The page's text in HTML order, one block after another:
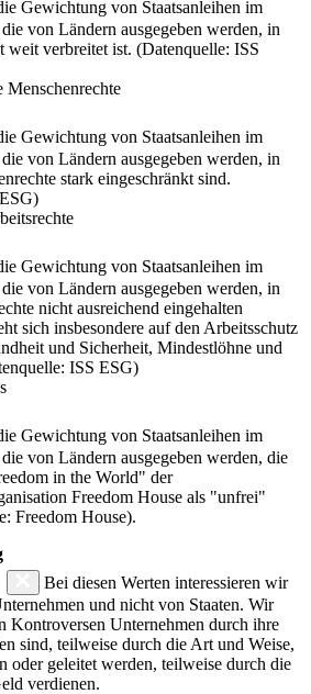
Gewichtung von Staatsanleihen im
von Ländern ausgegeben werden, in
weit verbreitet ist. (Datenquelle: ISS
Menschenrechte
Gewichtung von Staatsanleihen im
von Ländern ausgegeben werden, in
stark eingeschränkt sind.
Gewichtung von Staatsanleihen im
von Ländern ausgegeben werden, in
nicht ausreichend eingehalten
sich insbesondere auf den Arbeitsschutz
und Sicherheit, Mindestlöhne und
ISS ESG)
Gewichtung von Staatsanleihen im
von Ländern ausgegeben werden, die
in the World" der
Freedom House als "unfrei"
Freedom House).
Bei diesen Werten interessieren wir
und nicht von Staaten. Wir
Kontroversen Unternehmen durch ihre
sind, teilweise durch die Art und Weise,
oder geleitet werden, teilweise durch die
verdienen.